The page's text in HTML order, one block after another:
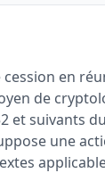
en
de
suivants
une